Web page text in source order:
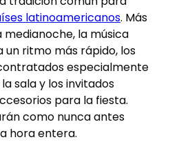
latinoamericanos. Más
la música
un ritmo más rápido, los
especialmente
sala y los invitados
para la fiesta.
como nunca antes
hora entera.